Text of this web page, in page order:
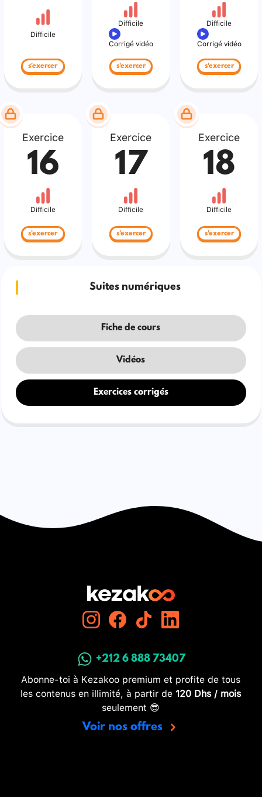
Difficile
s'exercer
Difficile
Corrigé vidéo
s'exercer
Difficile
Corrigé vidéo
s'exercer
Exercice
16
Difficile
s'exercer
Exercice
17
Difficile
s'exercer
Exercice
18
Difficile
s'exercer
Suites numériques
Fiche de cours
Vidéos
Exercices corrigés
+212 6 888 73407
Abonne-toi à Kezakoo premium et profite de tous
les contenus en illimité, à partir de 120 Dhs / mois
seulement 😎
Voir nos offres